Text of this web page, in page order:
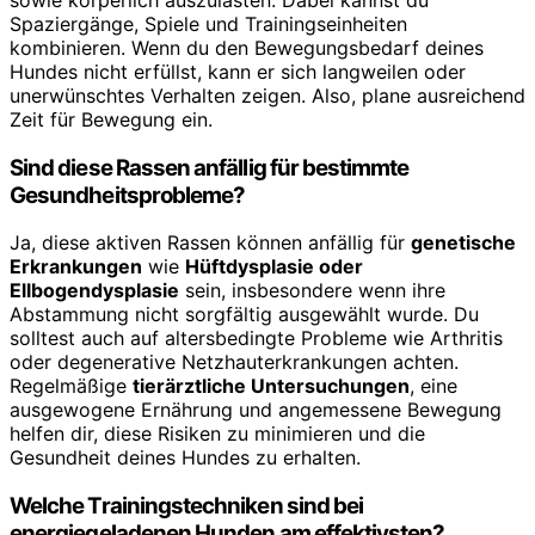
Spaziergänge, Spiele und Trainingseinheiten
kombinieren. Wenn du den Bewegungsbedarf deines
Hundes nicht erfüllst, kann er sich langweilen oder
unerwünschtes Verhalten zeigen. Also, plane ausreichend
Zeit für Bewegung ein.
Sind diese Rassen anfällig für bestimmte
Gesundheitsprobleme?
Ja, diese aktiven Rassen können anfällig für genetische
Erkrankungen wie Hüftdysplasie oder
Ellbogendysplasie sein, insbesondere wenn ihre
Abstammung nicht sorgfältig ausgewählt wurde. Du
solltest auch auf altersbedingte Probleme wie Arthritis
oder degenerative Netzhauterkrankungen achten.
Regelmäßige tierärztliche Untersuchungen, eine
ausgewogene Ernährung und angemessene Bewegung
helfen dir, diese Risiken zu minimieren und die
Gesundheit deines Hundes zu erhalten.
Welche Trainingstechniken sind bei